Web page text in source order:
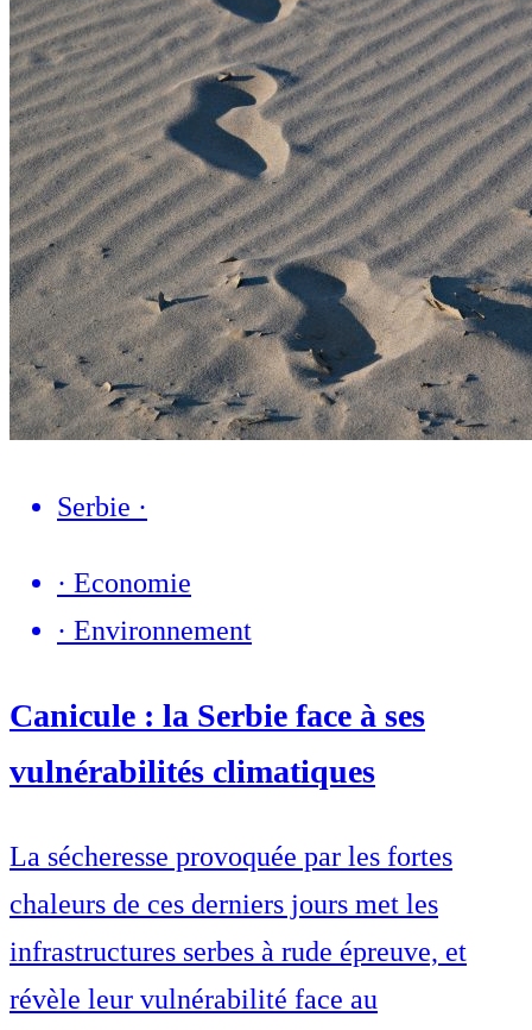
Serbie ·
· Economie
· Environnement
Canicule : la Serbie face à ses
vulnérabilités climatiques
La sécheresse provoquée par les fortes
chaleurs de ces derniers jours met les
infrastructures serbes à rude épreuve, et
révèle leur vulnérabilité face au